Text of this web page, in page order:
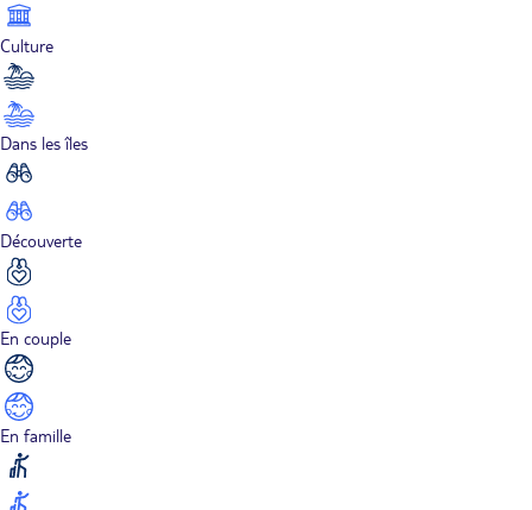
Culture
Dans les îles
Découverte
En couple
En famille